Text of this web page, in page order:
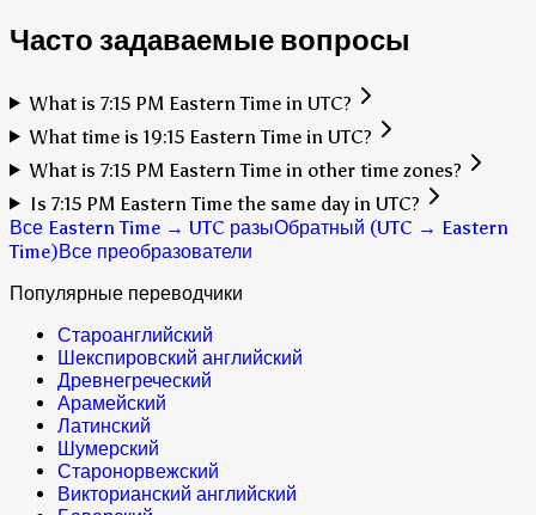
Часто задаваемые вопросы
What is 7:15 PM Eastern Time in UTC?
What time is 19:15 Eastern Time in UTC?
What is 7:15 PM Eastern Time in other time zones?
Is 7:15 PM Eastern Time the same day in UTC?
Все Eastern Time → UTC разыОбратный (UTC → Eastern
Time)Все преобразователи
Популярные переводчики
Староанглийский
Шекспировский английский
Древнегреческий
Арамейский
Латинский
Шумерский
Старонорвежский
Викторианский английский